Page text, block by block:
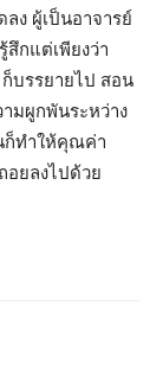
ง ผู้เป็นอาจารย์
สึกแต่เพียงว่า
บรรยายไป สอน
มผูกพันระหว่าง
ก็ทำให้คุณค่า
ยลงไปด้วย